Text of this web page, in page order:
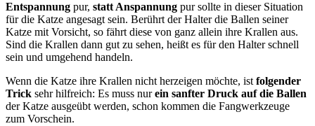
Entspannung pur, statt Anspannung pur sollte in dieser Situation
für die Katze angesagt sein. Berührt der Halter die Ballen seiner
Katze mit Vorsicht, so fährt diese von ganz allein ihre Krallen aus.
Sind die Krallen dann gut zu sehen, heißt es für den Halter schnell
sein und umgehend handeln.
Wenn die Katze ihre Krallen nicht herzeigen möchte, ist folgender
Trick sehr hilfreich: Es muss nurein sanfter Druck auf die Ballen
der Katze ausgeübt werden, schon kommen die Fangwerkzeuge
zum Vorschein.